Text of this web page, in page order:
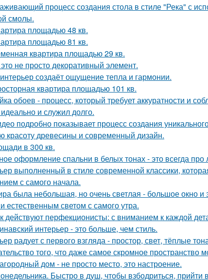
процесс создания стола в стиле "Река" с
смолы.
площадью 48 кв.
площадью 81 кв.
квартира площадью 29 кв.
не просто декоративный элемент.
создаёт ощущение тепла и гармонии.
квартира площадью 101 кв.
обоев - процесс, который требует аккуратности и
и служил долго.
подробно показывает процесс создания
красоту древесины и современный дизайн.
в 300 кв.
оформление спальни в белых тонах - это всегда про
выполненный в стиле современной классики,
с самого начала.
была небольшая, но очень светлая - большое окно
естественным светом с самого утра.
действуют перфекционисты: с вниманием к каждой
интерьер - это больше, чем стиль.
радует с первого взгляда - простор, свет, тёплые
того, что даже самое скромное пространство
дом - не просто место, это настроение.
Быстро в душ, чтобы взбодриться, прийти